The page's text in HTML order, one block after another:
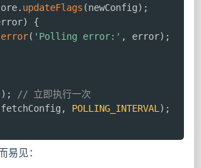
. updateFlags (newConfig) ;
)
{
error( 'Polling error:' , error) ;
) ;
// 立即执行一次
fetchConfig , POLLING_INTERVAL) ;
易见：